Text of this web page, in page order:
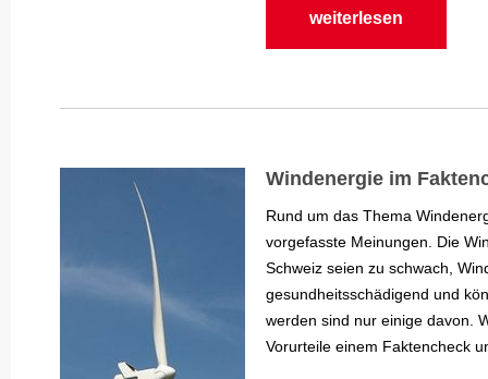
weiterlesen
Windenergie im
Rund um das Thema
vorgefasste Meinungen. Die
Schweiz seien zu schwach,
gesundheitsschädigend und
werden sind nur einige davon.
Vorurteile einem Faktencheck